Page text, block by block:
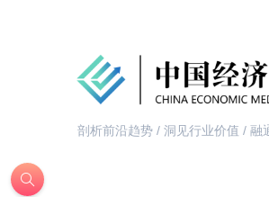
剖析前沿趋势 / 洞见行业价值 / 融